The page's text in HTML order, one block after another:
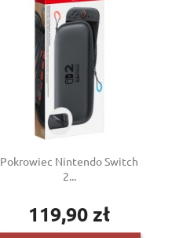
Pokrowiec Nintendo Switch
2...
Cena
119,90 zł